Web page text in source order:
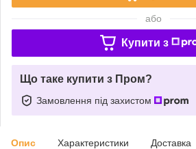
або
Купити з
Що таке купити з Пром?
Замовлення під захистом
Опис Характеристики Доставка